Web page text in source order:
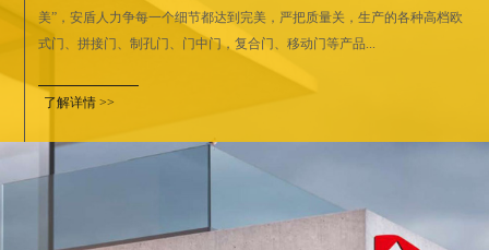
美”，安盾人力争每一个细节都达到完美，严把质量关，生产的各种高档欧
式门、拼接门、制孔门、门中门，复合门、移动门等产品...
了解详情 >>